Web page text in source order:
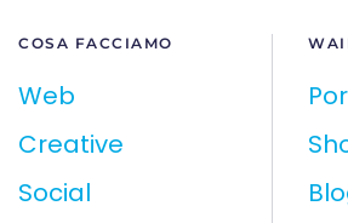
COSA FACCIAMO
Web
Creative
Social